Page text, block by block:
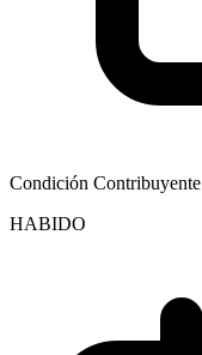
Condición Contribuyente
HABIDO